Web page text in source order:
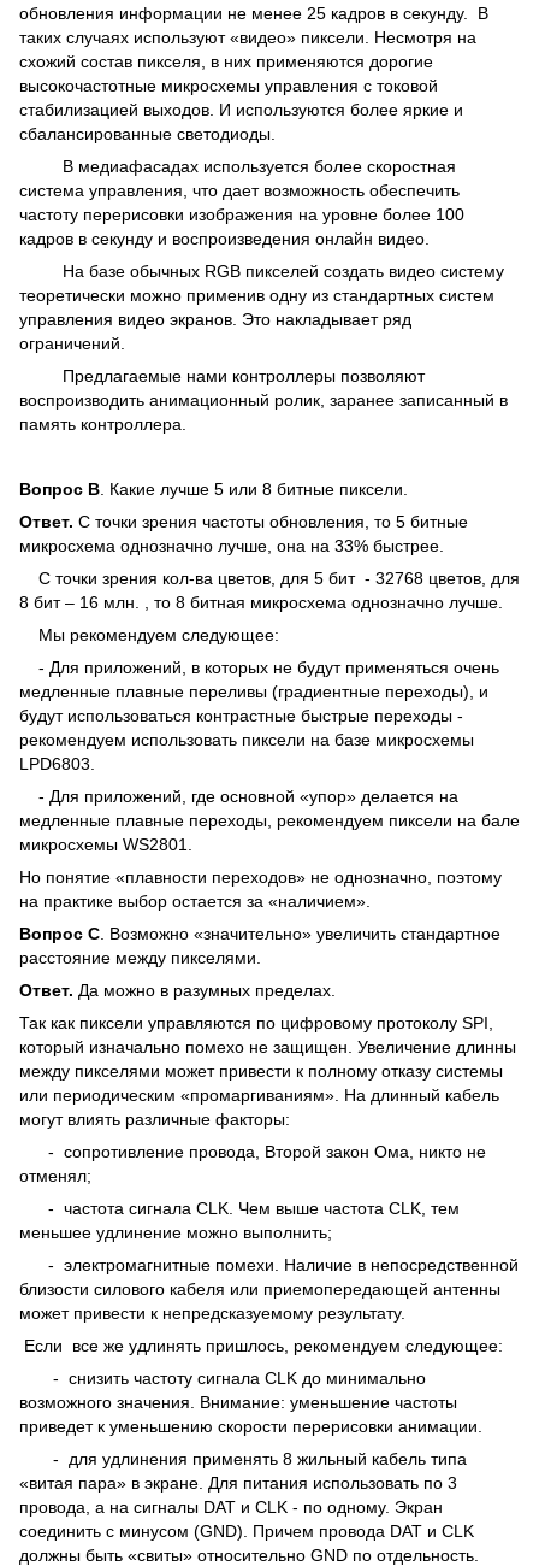
обновления информации не менее 25 кадров в секунду. В
таких случаях используют «видео» пиксели. Несмотря на
схожий состав пикселя, в них применяются дорогие
высокочастотные микросхемы управления с токовой
стабилизацией выходов. И используются более яркие и
сбалансированные светодиоды.
В медиафасадах используется более скоростная
система управления, что дает возможность обеспечить
частоту перерисовки изображения на уровне более 100
кадров в секунду и воспроизведения онлайн видео.
На базе обычных RGB пикселей создать видео систему
теоретически можно применив одну из стандартных систем
управления видео экранов. Это накладывает ряд
ограничений.
Предлагаемые нами контроллеры позволяют
воспроизводить анимационный ролик, заранее записанный в
память контроллера.
Вопрос B . Какие лучше 5 или 8 битные пиксели.
Ответ. С точки зрения частоты обновления, то 5 битные
микросхема однозначно лучше, она на 33% быстрее.
С точки зрения кол-ва цветов, для 5 бит - 32768 цветов, для
8 бит – 16 млн. , то 8 битная микросхема однозначно лучше.
Мы рекомендуем следующее:
- Для приложений, в которых не будут применяться очень
медленные плавные переливы (градиентные переходы), и
будут использоваться контрастные быстрые переходы -
рекомендуем использовать пиксели на базе микросхемы
LPD6803.
- Для приложений, где основной «упор» делается на
медленные плавные переходы, рекомендуем пиксели на бале
микросхемы WS2801.
Но понятие «плавности переходов» не однозначно, поэтому
на практике выбор остается за «наличием».
Вопрос С . Возможно «значительно» увеличить стандартное
расстояние между пикселями.
Ответ. Да можно в разумных пределах.
Так как пиксели управляются по цифровому протоколу SPI,
который изначально помехо не защищен. Увеличение длинны
между пикселями может привести к полному отказу системы
или периодическим «промаргиваниям». На длинный кабель
могут влиять различные факторы:
- сопротивление провода, Второй закон Ома, никто не
отменял;
- частота сигнала CLK. Чем выше частота CLK, тем
меньшее удлинение можно выполнить;
- электромагнитные помехи. Наличие в непосредственной
близости силового кабеля или приемопередающей антенны
может привести к непредсказуемому результату.
Если все же удлинять пришлось, рекомендуем следующее:
- снизить частоту сигнала CLK до минимально
возможного значения. Внимание: уменьшение частоты
приведет к уменьшению скорости перерисовки анимации.
- для удлинения применять 8 жильный кабель типа
«витая пара» в экране. Для питания использовать по 3
провода, а на сигналы DAT и CLK - по одному. Экран
соединить с минусом (GND). Причем провода DAT и CLK
должны быть «свиты» относительно GND по отдельность.